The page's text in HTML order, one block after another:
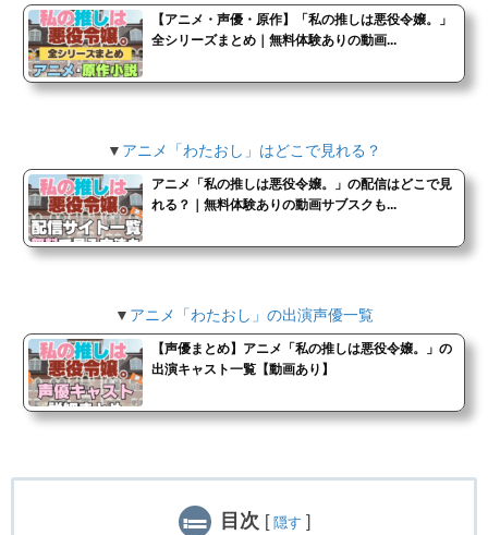
【アニメ・声優・原作】「私の推しは悪役令嬢。」
全シリーズまとめ｜無料体験ありの動画...
▼ アニメ「わたおし」はどこで見れる？
アニメ「私の推しは悪役令嬢。」の配信はどこで見
れる？｜無料体験ありの動画サブスクも...
▼ アニメ「わたおし」の出演声優一覧
【声優まとめ】アニメ「私の推しは悪役令嬢。」の
出演キャスト一覧【動画あり】
目次 [ 隠す ]